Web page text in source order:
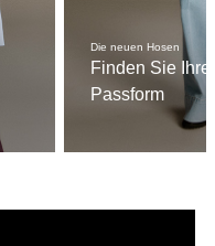
Die neuen Hosen
Finden Sie Ihre
Passform